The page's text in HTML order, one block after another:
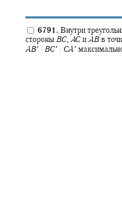
6791. Внутри
стороны BC, AC и AB в
AB′ · BC′ · CA′